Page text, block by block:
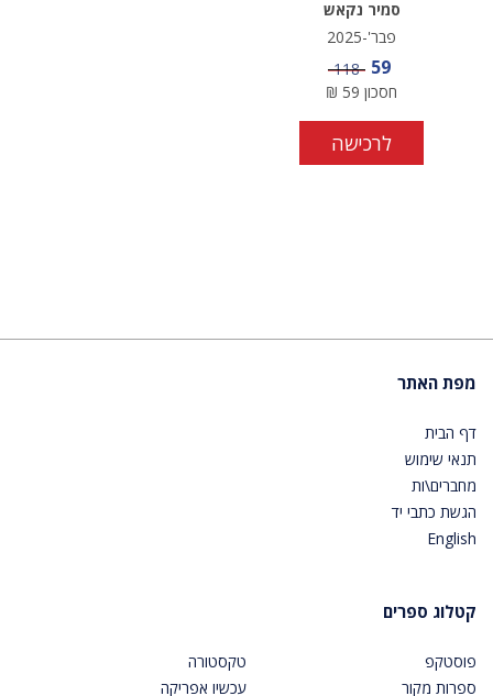
סמיר נקאש
פבר'-2025
מחיר מבצע
59 מחיר
118
חסכון 59
₪
לרכישה
מפת האתר
דף הבית
תנאי שימוש
מחברים\ות
הגשת כתבי יד
English
קטלוג ספרים
פוסטקפ
ספרות מקור
טקסטורה
עכשיו אפריקה